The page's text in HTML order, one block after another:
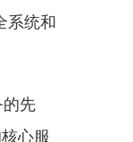
系统和
的先
心服